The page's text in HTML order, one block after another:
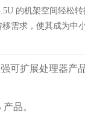
的机架空间轻松
需求，使其成为中
可扩展处理器产
品。